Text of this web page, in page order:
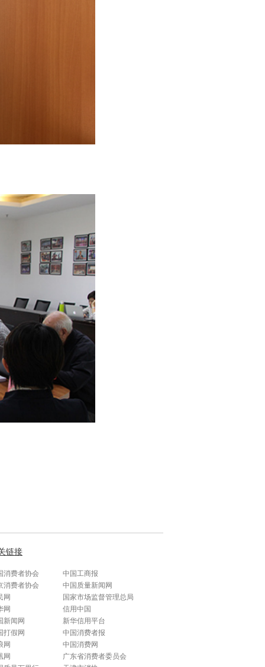
链接
消费者协会
消费者协会
网
网
新闻网
打假网
网
网
中国工商报
中国质量新闻网
国家市场监督管理总局
信用中国
新华信用平台
中国消费者报
中国消费网
广东省消费者委员会